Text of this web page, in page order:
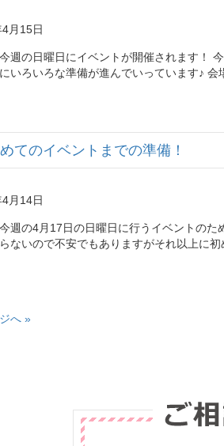
月15日
週の日曜日にイベントが開催されます！
いろいろな準備が進んでいっています♪
てのイベントまでの準備！
月14日
週の4月17日の日曜日に行うイベントの
ないので不安でもありますがそれ以上に
へ »